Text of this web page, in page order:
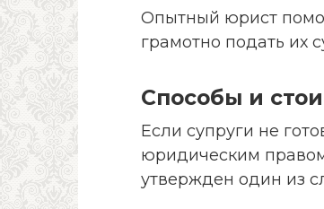
Опытный юрист
грамотно подать их
Способы и
Если супруги не
юридическим
утвержден один из